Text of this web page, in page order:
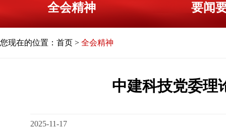
全会精神 要闻
您现在的位置： 首页 > 全会精神
中建科技党委理
2025-11-17